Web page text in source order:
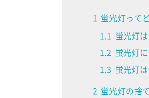
1 蛍光灯って
1.1 蛍光灯
1.2 蛍光灯
1.3 蛍光灯
2 蛍光灯の捨